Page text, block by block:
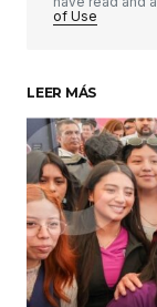
Su nombre*
Tu correo
web en
haga un
of Use
LEER MÁS